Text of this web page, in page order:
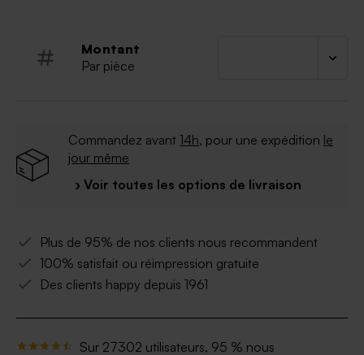
Montant
Par pièce
Commandez avant 14h, pour une expédition le
jour même
› Voir toutes les options de livraison
Plus de 95% de nos clients nous recommandent
100% satisfait ou réimpression gratuite
Des clients happy depuis 1961
Sur 27302 utilisateurs, 95 % nous